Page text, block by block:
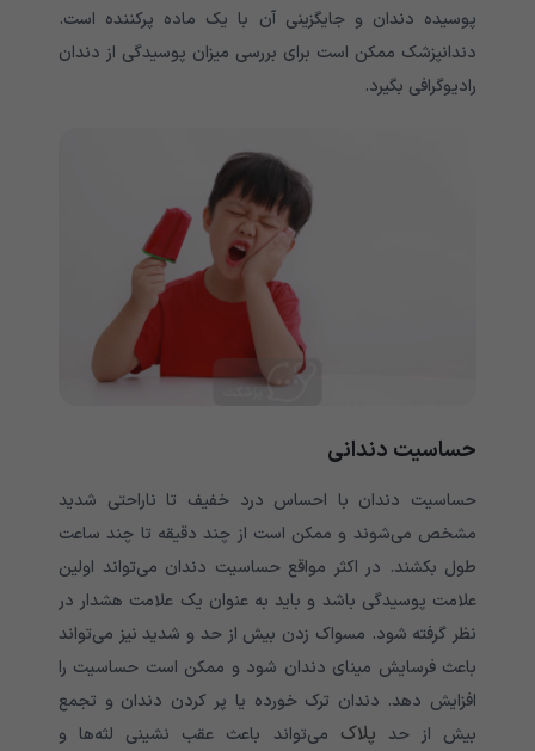
پوسیده دندان و جایگزینی آن با یک ماده پرکننده است.
دندانپزشک ممکن است برای بررسی میزان پوسیدگی از دندان
رادیوگرافی بگیرد.
حساسیت دندانی
حساسیت دندان با احساس درد خفیف تا ناراحتی شدید
مشخص می‌‌‌‌‌‌‌‌‌‌‌‌‌‌‌‌‌‌‌‌‌‌‌‌‌‌‌‌‌‌‌‌‌‌‌‌‌‌‌‌‌‌‌‌‌‌‌‌‌‌‌‌شوند و ممکن است از چند دقیقه تا چند ساعت
طول بکشند. در اکثر مواقع حساسیت دندان می‌‌‌‌‌‌‌‌‌‌‌‌‌‌‌‌‌‌‌‌‌‌‌‌‌‌‌‌‌‌‌‌‌‌‌‌‌‌‌‌‌‌‌‌‌‌‌‌‌‌‌‌تواند اولین
علامت پوسیدگی باشد و باید به عنوان یک علامت هشدار در
نظر گرفته شود. مسواک زدن بیش از حد و شدید نیز می‌‌‌‌‌‌‌‌‌‌‌‌‌‌‌‌‌‌‌‌‌‌‌‌‌‌‌‌‌‌‌‌‌‌‌‌‌‌‌‌‌‌‌‌‌‌‌‌‌‌‌‌تواند
باعث فرسایش مینای دندان شود و ممکن است حساسیت را
افزایش دهد. دندان ترک خورده یا پر کردن دندان و تجمع
بیش از حد پلاک می‌‌‌‌‌‌‌‌‌‌‌‌‌‌‌‌‌‌‌‌‌‌‌‌‌‌‌‌‌‌‌‌‌‌‌‌‌‌‌‌‌‌‌‌‌‌‌‌‌‌‌‌تواند باعث عقب نشینی لثه‌ها و